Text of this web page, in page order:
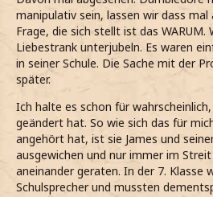
manipulativ sein, lassen wir dass
Frage, die sich stellt ist das WARUM.
Liebestrank unterjubeln. Es waren
in seiner Schule. Die Sache mit der
später.
Ich halte es schon für
geändert hat. So wie sich das für
angehört hat, ist sie James und
ausgewichen und nur immer im
aneinander geraten. In der 7. Klasse
Schulsprecher und mussten